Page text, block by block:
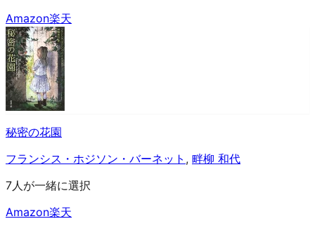
Amazon楽天
秘密の花園
フランシス・ホジソン・バーネット , 畔柳 和代
7人が一緒に選択
Amazon楽天